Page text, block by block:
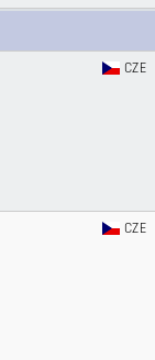
CZE
CZE